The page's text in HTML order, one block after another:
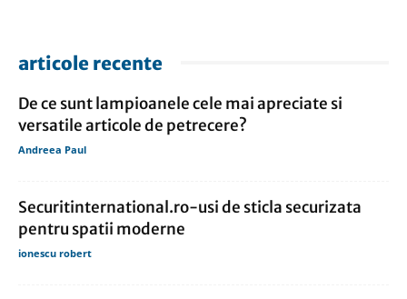
articole recente
De ce sunt lampioanele cele mai apreciate si
versatile articole de petrecere?
Andreea Paul
Securitinternational.ro-usi de sticla securizata
pentru spatii moderne
ionescu robert